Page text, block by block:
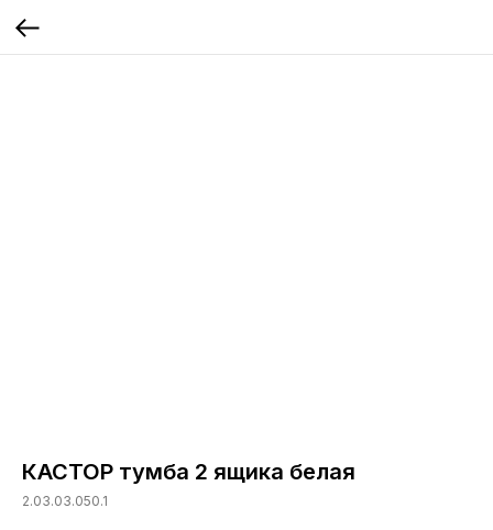
КАСТОР тумба 2 ящика белая
2.03.03.050.1